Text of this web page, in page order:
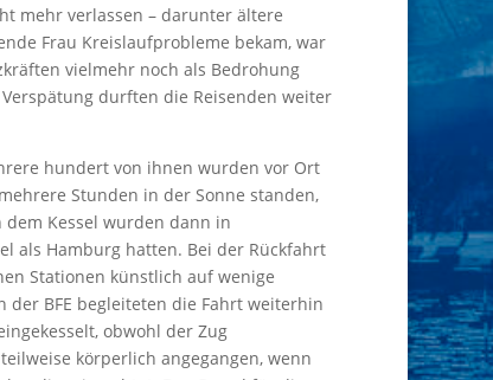
mehr verlassen – darunter ältere
Frau Kreislaufprobleme bekam, war
vielmehr noch als Bedrohung
durften die Reisenden weiter
hundert von ihnen wurden vor Ort
Stunden in der Sonne standen,
Kessel wurden dann in
als Hamburg hatten. Bei der Rückfahrt
Stationen künstlich auf wenige
BFE begleiteten die Fahrt weiterhin
obwohl der Zug
körperlich angegangen, wenn